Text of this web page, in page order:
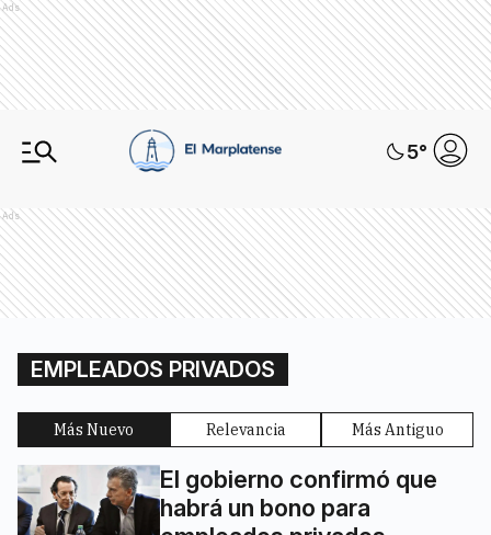
Ads
5°
Ads
EMPLEADOS PRIVADOS
Más Nuevo Relevancia Más Antiguo
El gobierno confirmó que
habrá un bono para